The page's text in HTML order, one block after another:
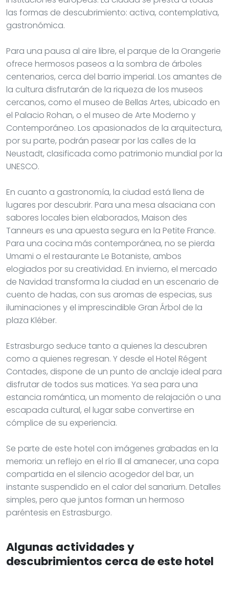
las formas de descubrimiento: activa, contemplativa,
gastronómica.
Para una pausa al aire libre, el parque de la Orangerie
ofrece hermosos paseos a la sombra de árboles
centenarios, cerca del barrio imperial. Los amantes de
la cultura disfrutarán de la riqueza de los museos
cercanos, como el museo de Bellas Artes, ubicado en
el Palacio Rohan, o el museo de Arte Moderno y
Contemporáneo. Los apasionados de la arquitectura,
por su parte, podrán pasear por las calles de la
Neustadt, clasificada como patrimonio mundial por la
UNESCO.
En cuanto a gastronomía, la ciudad está llena de
lugares por descubrir. Para una mesa alsaciana con
sabores locales bien elaborados, Maison des
Tanneurs es una apuesta segura en la Petite France.
Para una cocina más contemporánea, no se pierda
Umami o el restaurante Le Botaniste, ambos
elogiados por su creatividad. En invierno, el mercado
de Navidad transforma la ciudad en un escenario de
cuento de hadas, con sus aromas de especias, sus
iluminaciones y el imprescindible Gran Árbol de la
plaza Kléber.
Estrasburgo seduce tanto a quienes la descubren
como a quienes regresan. Y desde el Hotel Régent
Contades, dispone de un punto de anclaje ideal para
disfrutar de todos sus matices. Ya sea para una
estancia romántica, un momento de relajación o una
escapada cultural, el lugar sabe convertirse en
cómplice de su experiencia.
Se parte de este hotel con imágenes grabadas en la
memoria: un reflejo en el río Ill al amanecer, una copa
compartida en el silencio acogedor del bar, un
instante suspendido en el calor del sanarium. Detalles
simples, pero que juntos forman un hermoso
paréntesis en Estrasburgo.
Algunas actividades y
descubrimientos cerca de este hotel